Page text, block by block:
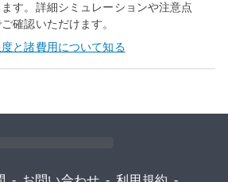
す。詳細シミュレーションや注意点
確認いただけます。
と諸費用について知る